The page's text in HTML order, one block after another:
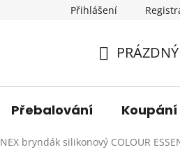
Věrnostní sleva O nás
Přihlášení
KOŠÍK
Přebalování Koupání
bryndák silikonový COLOUR